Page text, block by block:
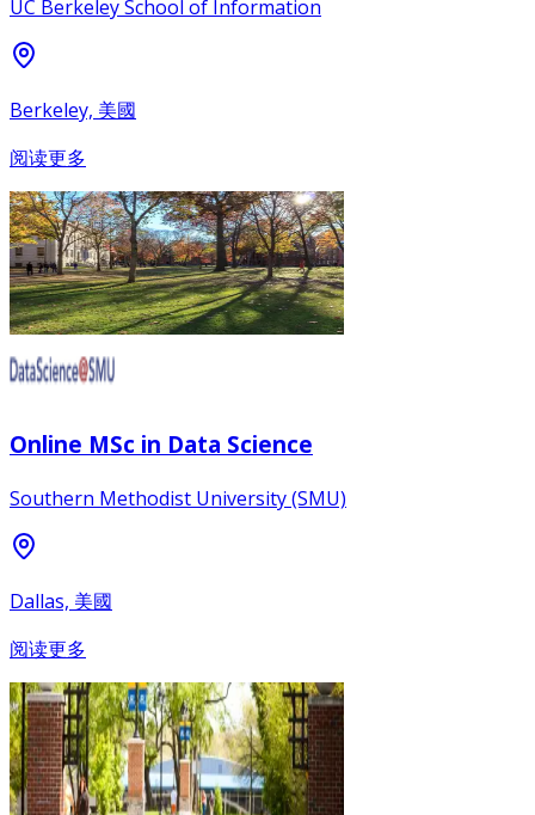
UC Berkeley School of Information
Berkeley, 美國
阅读更多
Online MSc in Data Science
Southern Methodist University (SMU)
Dallas, 美國
阅读更多